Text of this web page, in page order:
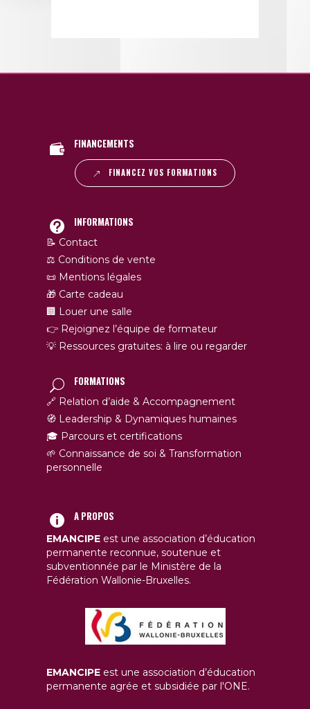
FINANCEMENTS
FINANCEZ VOS FORMATIONS
INFORMATIONS
📝 Contact
⚖️ Conditions de vente
📜 Mentions légales
🎁 Carte cadeau
🏢 Louer une salle
👉 Rejoignez l’équipe de formateur
💡 Ressources gratuites: à lire ou regarder
FORMATIONS
🔗 Relation d’aide & Accompagnement
🧭 Leadership & Dynamiques humaines
🎓 Parcours et certifications
🌱 Connaissance de soi & Transformation
personnelle
A PROPOS
EMANCIPE est une association d’éducation
permanente reconnue, soutenue et
subventionnée par le Ministère de la
Fédération Wallonie-Bruxelles.
EMANCIPE est une association d’éducation
permanente agrée et subsidiée par l'ONE.